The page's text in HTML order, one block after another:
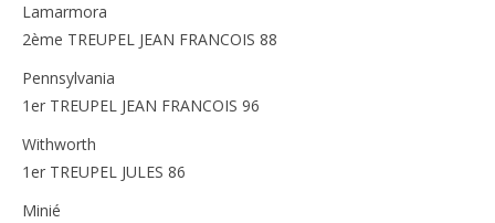
Lamarmora
2ème TREUPEL JEAN FRANCOIS 88
Pennsylvania
1er TREUPEL JEAN FRANCOIS 96
Withworth
1er TREUPEL JULES 86
Minié